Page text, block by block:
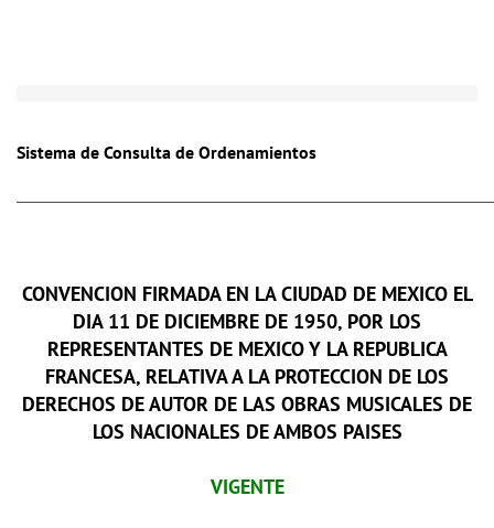
Sistema de Consulta de Ordenamientos
CONVENCION FIRMADA EN LA CIUDAD DE MEXICO EL
DIA 11 DE DICIEMBRE DE 1950, POR LOS
REPRESENTANTES DE MEXICO Y LA REPUBLICA
FRANCESA, RELATIVA A LA PROTECCION DE LOS
DERECHOS DE AUTOR DE LAS OBRAS MUSICALES DE
LOS NACIONALES DE AMBOS PAISES
VIGENTE